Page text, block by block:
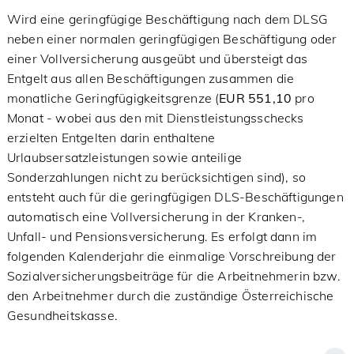
Wird eine geringfügige Beschäftigung nach dem DLSG
neben einer normalen geringfügigen Beschäftigung oder
einer Vollversicherung ausgeübt und übersteigt das
Entgelt aus allen Beschäftigungen zusammen die
monatliche Geringfügigkeitsgrenze (EUR 551,10 pro
Monat - wobei aus den mit Dienstleistungsschecks
erzielten Entgelten darin enthaltene
Urlaubsersatzleistungen sowie anteilige
Sonderzahlungen nicht zu berücksichtigen sind), so
entsteht auch für die geringfügigen DLS-Beschäftigungen
automatisch eine Vollversicherung in der Kranken-,
Unfall- und Pensionsversicherung. Es erfolgt dann im
folgenden Kalenderjahr die einmalige Vorschreibung der
Sozialversicherungsbeiträge für die Arbeitnehmerin bzw.
den Arbeitnehmer durch die zuständige Österreichische
Gesundheitskasse.